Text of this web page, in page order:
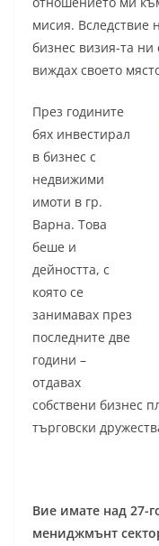
мисия. Вследствие
бизнес визия-та ни
виждах своето
През годините
бях инвестирал
в бизнес с
недвижими
имоти в гр.
Варна. Това
беше и
дейността, с
която се
занимавах през
последните две
години –
отдавах
собствени бизнес
търговски
Вие имате над 27-
мениджмънт